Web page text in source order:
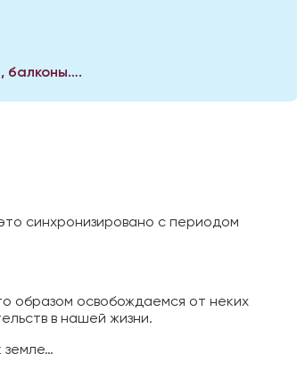
балконы….
синхронизировано с периодом
образом освобождаемся от неких
в нашей жизни.
земле…